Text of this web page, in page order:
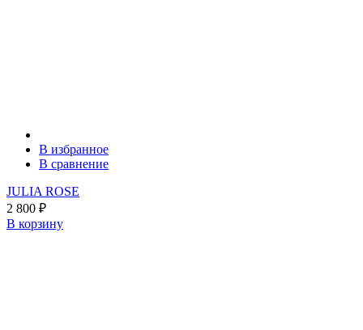
В избранное
В сравнение
JULIA ROSE
2 800 ₽
В корзину